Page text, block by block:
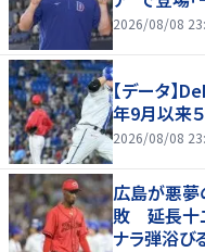
2026/08/08
【データ】
年9月以来
2026/08/08
広島が悪夢
敗 延長十
ナラ弾浴び